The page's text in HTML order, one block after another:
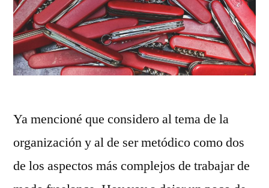
Ya mencioné que considero al tema de la
organización y al de ser metódico como dos
de los aspectos más complejos de trabajar de